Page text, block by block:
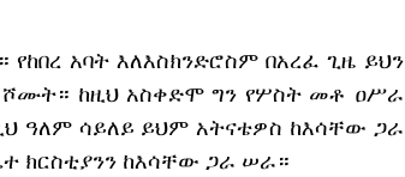
አባት እለእስክንድሮስም በአረፈ ጊዜ ይህን
ሾሙት። ከዚህ አስቀድሞ ግን የሦስት መቶ ዐሥራ
ዓለም ሳይለይ ይህም አትናቴዎስ ከእሳቸው ጋራ
ክርስቲያንን ከእሳቸው ጋራ ሠራ።